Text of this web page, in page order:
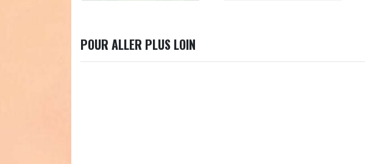
POUR ALLER PLUS LOIN